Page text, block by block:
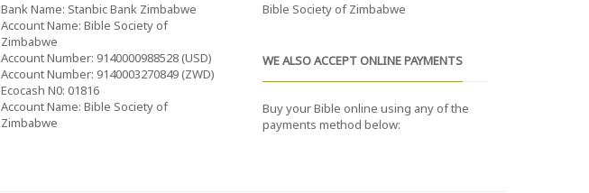
Bank Name: Stanbic Bank Zimbabwe
Account Name: Bible Society of
Zimbabwe
Account Number: 9140000988528 (USD)
Account Number: 9140003270849 (ZWD)
Ecocash N0: 01816
Account Name: Bible Society of
Zimbabwe
Bible Society of Zimbabwe
WE ALSO ACCEPT ONLINE PAYMENTS
Buy your Bible online using any of the
payments method below: